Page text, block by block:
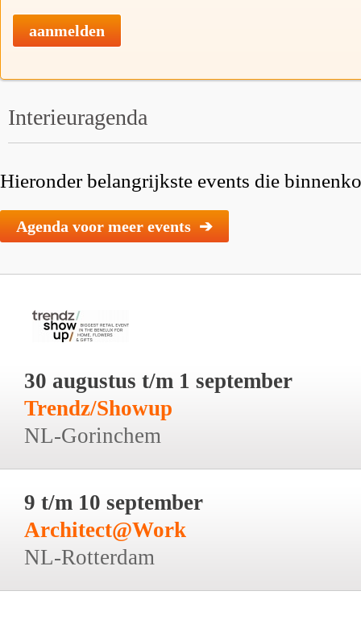
aanmelden
Interieuragenda
Hieronder belangrijkste events die
Agenda voor meer events ➔
30 augustus t/m 1 september
Trendz/Showup
NL-Gorinchem
9 t/m 10 september
Architect@Work
NL-Rotterdam